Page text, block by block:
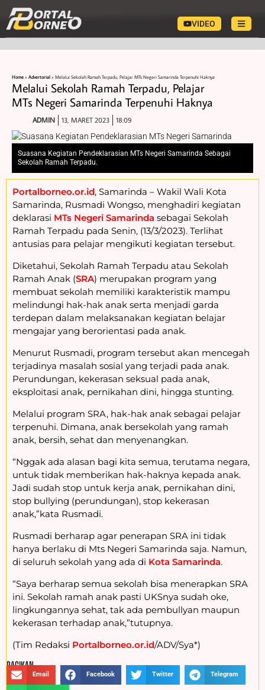
VIDEO
Home » Advertorial » Melalui Sekolah Ramah Terpadu, Pelajar MTs Negeri Samarinda Terpenuhi Haknya
Melalui Sekolah Ramah Terpadu, Pelajar
MTs Negeri Samarinda Terpenuhi Haknya
ADMIN 13, MARET 2023 18:09
Suasana Kegiatan Pendeklarasian MTs Negeri Samarinda Sebagai
Sekolah Ramah Terpadu.
Portalborneo.or.id, Samarinda – Wakil Wali Kota
Samarinda, Rusmadi Wongso, menghadiri kegiatan
deklarasi MTs Negeri Samarinda sebagai Sekolah
Ramah Terpadu pada Senin, (13/3/2023). Terlihat
antusias para pelajar mengikuti kegiatan tersebut.
Diketahui, Sekolah Ramah Terpadu atau Sekolah
Ramah Anak (SRA) merupakan program yang
membuat sekolah memiliki karakteristik mampu
melindungi hak-hak anak serta menjadi garda
terdepan dalam melaksanakan kegiatan belajar
mengajar yang berorientasi pada anak.
Menurut Rusmadi, program tersebut akan mencegah
terjadinya masalah sosial yang terjadi pada anak.
Perundungan, kekerasan seksual pada anak,
eksploitasi anak, pernikahan dini, hingga stunting.
Melalui program SRA, hak-hak anak sebagai pelajar
terpenuhi. Dimana, anak bersekolah yang ramah
anak, bersih, sehat dan menyenangkan.
“Nggak ada alasan bagi kita semua, terutama negara,
untuk tidak memberikan hak-haknya kepada anak.
Jadi sudah stop untuk kerja anak, pernikahan dini,
stop bullying (perundungan), stop kekerasan
anak,”kata Rusmadi.
Rusmadi berharap agar penerapan SRA ini tidak
hanya berlaku di Mts Negeri Samarinda saja. Namun,
di seluruh sekolah yang ada di Kota Samarinda.
“Saya berharap semua sekolah bisa menerapkan SRA
ini. Sekolah ramah anak pasti UKSnya sudah oke,
lingkungannya sehat, tak ada pembullyan maupun
kekerasan terhadap anak,”tutupnya.
(Tim Redaksi Portalborneo.or.id/ADV/Sya*)
BAGIKAN :
Email Facebook Twitter Telegram